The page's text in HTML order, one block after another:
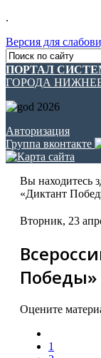
.
Версия для
ПОРТАЛ
ГОРОДА
Авторизация
Группа вконтакте
Вы находитесь
«Диктант
Вторник, 23
Победы»
Оцените
1